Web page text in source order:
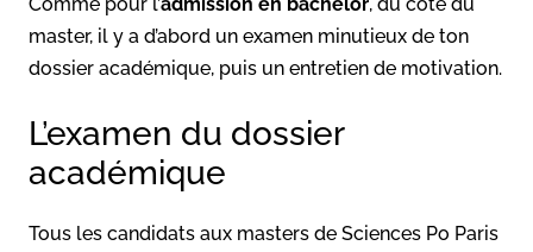
master, il y a d’abord un examen minutieux de ton
dossier académique, puis un entretien de motivation.
L’examen du dossier
académique
Tous les candidats aux masters de Sciences Po Paris